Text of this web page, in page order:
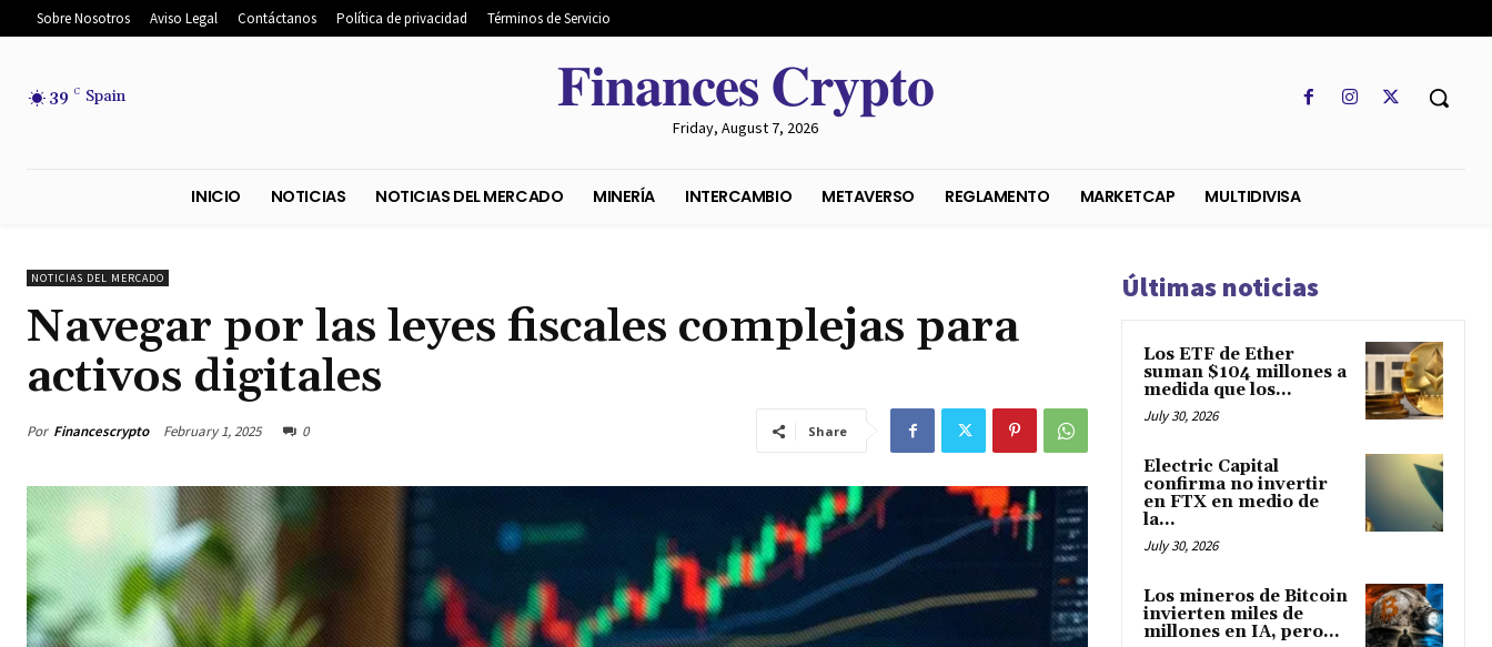
Sobre Nosotros Aviso Legal Contáctanos Política de privacidad Términos de Servicio
39 C Spain 𝐅𝐢𝐧𝐚𝐧𝐜𝐞𝐬 𝐂𝐫𝐲𝐩𝐭𝐨
Friday, August 7, 2026
NOTICIAS DEL MERCADO
Navegar por las leyes fiscales complejas para
activos digitales
Por Financescrypto February 1, 2025 0 Share
Últimas noticias
Los ETF de Ether
suman $104 millones a
medida que los...
July 30, 2026
Electric Capital
confirma no invertir
en FTX en medio de
la...
July 30, 2026
Los mineros de Bitcoin
invierten miles de
millones en IA, pero...